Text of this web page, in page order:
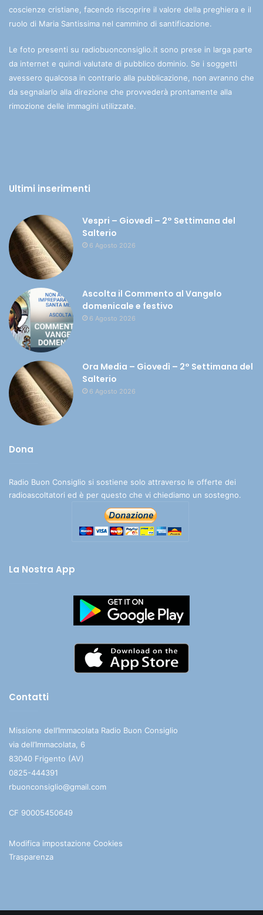
coscienze cristiane, facendo riscoprire il valore della preghiera e il
ruolo di Maria Santissima nel cammino di santificazione.
Le foto presenti su radiobuonconsiglio.it sono prese in larga parte
da internet e quindi valutate di pubblico dominio. Se i soggetti
avessero qualcosa in contrario alla pubblicazione, non avranno che
da segnalarlo alla direzione che provvederà prontamente alla
rimozione delle immagini utilizzate.
Ultimi inserimenti
Vespri – Giovedì – 2° Settimana del
Salterio
6 Agosto 2026
Ascolta il Commento al Vangelo
domenicale e festivo
6 Agosto 2026
Ora Media – Giovedì – 2° Settimana del
Salterio
6 Agosto 2026
Dona
Radio Buon Consiglio si sostiene solo attraverso le offerte dei
radioascoltatori ed è per questo che vi chiediamo un sostegno.
La Nostra App
Contatti
Missione dell’Immacolata Radio Buon Consiglio
via dell’Immacolata, 6
83040 Frigento (AV)
0825-444391
rbuonconsiglio@gmail.com
CF 90005450649
Modifica impostazione Cookies
Trasparenza